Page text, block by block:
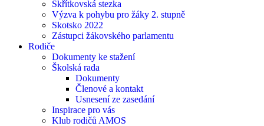
Skřítkovská stezka
Výzva k pohybu pro žáky 2. stupně
Skotsko 2022
Zástupci žákovského parlamentu
Rodiče
Dokumenty ke stažení
Školská rada
Dokumenty
Členové a kontakt
Usnesení ze zasedání
Inspirace pro vás
Klub rodičů AMOS